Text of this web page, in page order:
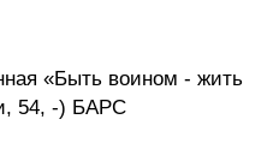
«Быть воином - жить
54, -) БАРС